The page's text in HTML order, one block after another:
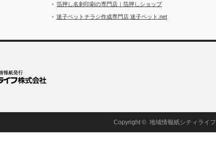
箔押し名刺印刷の専門店｜箔押しショップ
迷子ペットチラシ作成専門店 迷子ペット.net
Copyright © 地域情報紙シティライフ